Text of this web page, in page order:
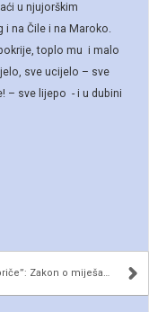
u njujorškim
i na Čile i na Maroko.
toplo mu i malo
sve ucijelo – sve
– sve lijepo - i u dubini
“Uvrnute priče”: Zakon o miješanju fakulteta